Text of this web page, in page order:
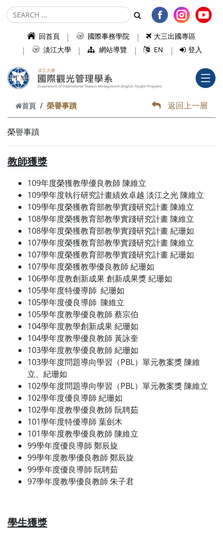
跳到主要內容
回首頁 國際事務學院
大三出國專區
淡江大學
網站導覽 EN 登入
首頁 榮譽事蹟 返回上一層
榮譽事蹟
教師獲獎
109年度榮獲教學優良教師 陳維立
109學年度執行研究計畫績效卓越 淡江之光 陳維立
109學年度榮獲教育部教學實踐研究計畫 陳維立
108學年度榮獲教育部教學實踐研究計畫 陳維立
108學年度榮獲教育部教學實踐研究計畫 紀珊如
107學年度榮獲教育部教學實踐研究計畫 陳維立
107學年度榮獲教育部教學實踐研究計畫 紀珊如
107學年度榮獲教學優良教師 紀珊如
106學年度教創新成果 創新成果獎 紀珊如
105學年度特優導師 紀珊如
105學年度優良導師 陳維立
105學年度教學優良教師 蔡宗伯
104學年度教學創新成果 紀珊如
104學年度教學優良教師 黃詠奎
103學年度教學優良教師 紀珊如
103學年度問題導向學習（PBL）單元教案獎 陳維
立、紀珊如
102學年度問題導向學習（PBL）單元教案獎 陳維立
102學年度優良導師 紀珊如
102學年度教學優良教師 阮聘茹
101學年度特優導師 葉劍木
101學年度教學優良教師 陳維立
99學年度優良導師 鄭辰旋
99學年度教學優良教師 鄭辰旋
99學年度優良導師 阮聘茹
97學年度教學優良教師 朱子君
學生獲獎